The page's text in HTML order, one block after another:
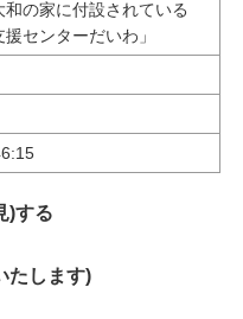
の家に付設されている
センターだいわ」
)する
たします)